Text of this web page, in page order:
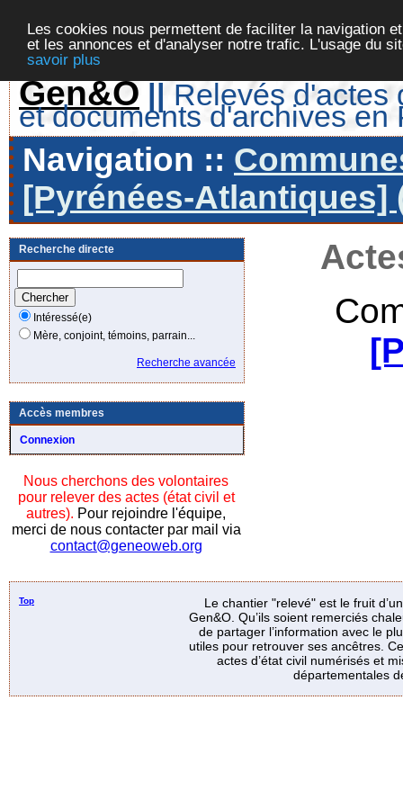
Les cookies nous permettent de faciliter la navigation
et les annonces et d'analyser notre trafic. L'usage du
savoir plus
Gen&O || Relevés d'actes
et documents d'archives en
Navigation ::
[Pyrénées-Atlantiques]
Recherche directe
Intéressé(e)
Mère, conjoint, témoins, parrain...
Recherche avancée
Accès membres
Connexion
Nous cherchons des volontaires
pour relever des actes (état civil et
autres). Pour rejoindre l'équipe,
merci de nous contacter par mail via
contact@geneoweb.org
Top
Le chantier "relevé" est le fruit
Gen&O. Qu’ils soient remerciés
de partager l’information avec le
utiles pour retrouver ses ancêtres.
actes d’état civil numérisés et
départementales